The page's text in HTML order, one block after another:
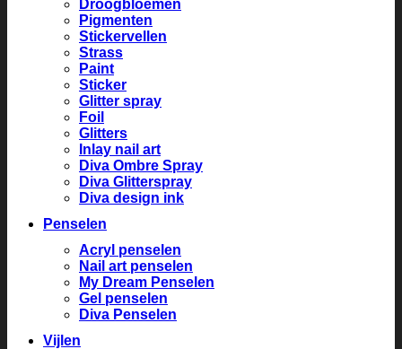
Droogbloemen
Pigmenten
Stickervellen
Strass
Paint
Sticker
Glitter spray
Foil
Glitters
Inlay nail art
Diva Ombre Spray
Diva Glitterspray
Diva design ink
Penselen
Acryl penselen
Nail art penselen
My Dream Penselen
Gel penselen
Diva Penselen
Vijlen